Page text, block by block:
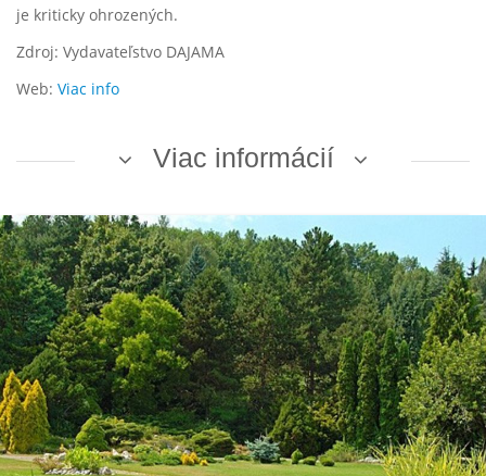
je kriticky ohrozených.
Zdroj: Vydavateľstvo DAJAMA
Web: Viac info
Viac informácií